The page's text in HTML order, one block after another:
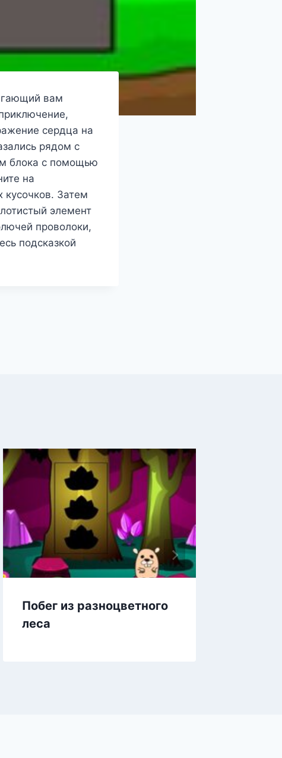
вам
сердца на
рядом с
блока с помощью
на
кусочков. Затем
элемент
проволоки,
подсказкой
Побег из разноцветного
леса